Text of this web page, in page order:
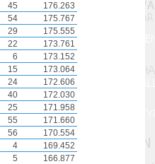
45
176.263
54
175.767
29
175.555
22
173.761
6
173.152
15
173.064
24
172.606
40
172.030
25
171.958
55
171.660
56
170.554
4
169.452
5
166.877